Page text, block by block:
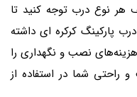
هر نوع درب توجه کنید تا
پارکینگ کرکره ای داشته
نصب و نگهداری را
شما در استفاده از